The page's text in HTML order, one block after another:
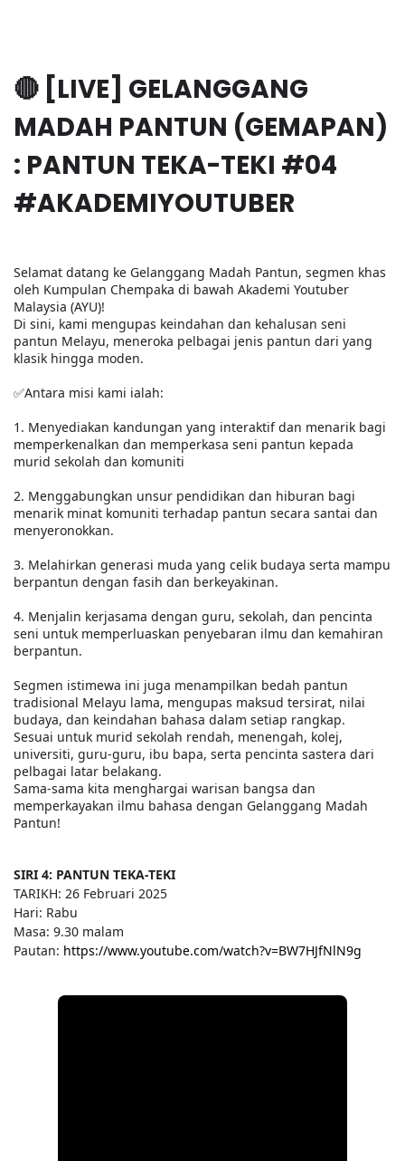
🔴 [LIVE] GELANGGANG
MADAH PANTUN (GEMAPAN)
: PANTUN TEKA-TEKI #04
#AKADEMIYOUTUBER
Selamat datang ke Gelanggang Madah Pantun, segmen khas
oleh Kumpulan Chempaka di bawah Akademi Youtuber
Malaysia (AYU)!
Di sini, kami mengupas keindahan dan kehalusan seni
pantun Melayu, meneroka pelbagai jenis pantun dari yang
klasik hingga moden.
✅Antara misi kami ialah:
1. Menyediakan kandungan yang interaktif dan menarik bagi
memperkenalkan dan memperkasa seni pantun kepada
murid sekolah dan komuniti
2. Menggabungkan unsur pendidikan dan hiburan bagi
menarik minat komuniti terhadap pantun secara santai dan
menyeronokkan.
3. Melahirkan generasi muda yang celik budaya serta mampu
berpantun dengan fasih dan berkeyakinan.
4. Menjalin kerjasama dengan guru, sekolah, dan pencinta
seni untuk memperluaskan penyebaran ilmu dan kemahiran
berpantun.
Segmen istimewa ini juga menampilkan bedah pantun
tradisional Melayu lama, mengupas maksud tersirat, nilai
budaya, dan keindahan bahasa dalam setiap rangkap.
Sesuai untuk murid sekolah rendah, menengah, kolej,
universiti, guru-guru, ibu bapa, serta pencinta sastera dari
pelbagai latar belakang.
Sama-sama kita menghargai warisan bangsa dan
memperkayakan ilmu bahasa dengan Gelanggang Madah
Pantun!
SIRI 4: PANTUN TEKA-TEKI
TARIKH: 26 Februari 2025
Hari: Rabu
Masa: 9.30 malam
Pautan: https://www.youtube.com/watch?v=BW7HJfNlN9g